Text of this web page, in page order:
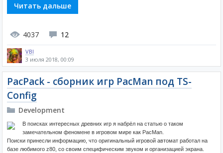
Читать дальше
4037 12
VBI
3 июля 2018, 00:09
PacPack - сборник игр PacMan под TS-
Config
Development
В поисках интересных древних игр я набрёл на статью о таком
замечательном феномене в игровом мире как РасMan.
Поиски принесли информацию, что оригинальный игровой автомат работал на
базе любимого z80, со своим специфическим звуком и организацией экрана.